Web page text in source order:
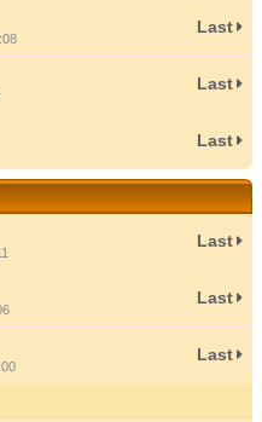
Last
Last
Last
Last
Last
Last